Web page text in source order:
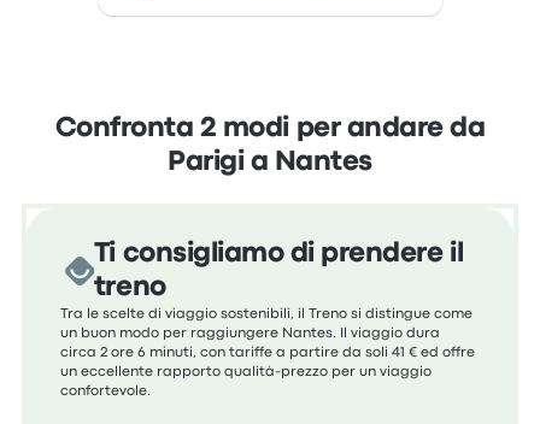
Confronta 2 modi per andare da
Parigi a Nantes
Ti consigliamo di prendere il
treno
Tra le scelte di viaggio sostenibili, il Treno si distingue come
un buon modo per raggiungere Nantes. Il viaggio dura
circa 2 ore 6 minuti, con tariffe a partire da soli 41 € ed offre
un eccellente rapporto qualità-prezzo per un viaggio
confortevole.